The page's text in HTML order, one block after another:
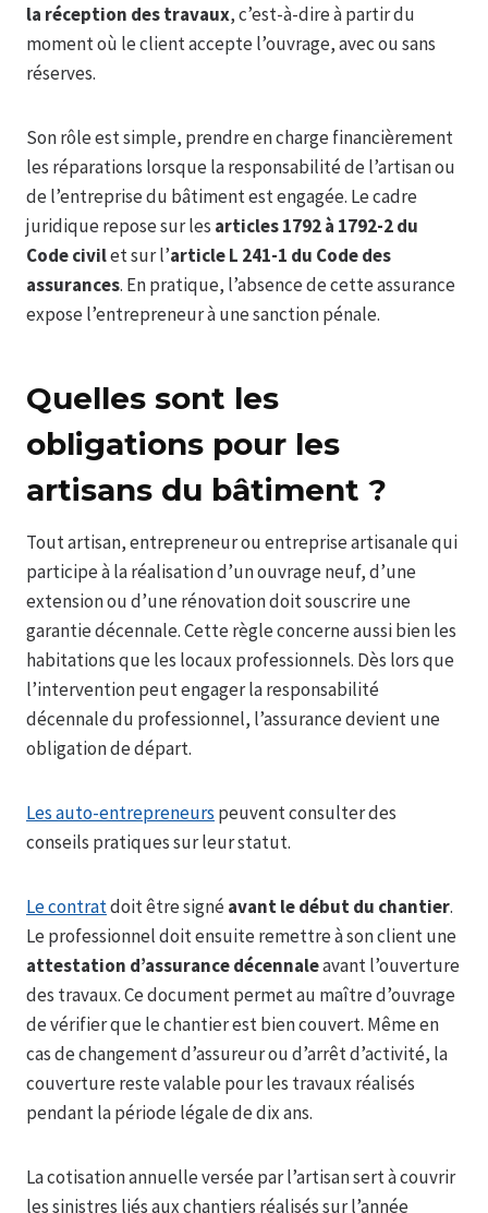
la réception des travaux, c’est-à-dire à partir du
moment où le client accepte l’ouvrage, avec ou sans
réserves.
Son rôle est simple, prendre en charge financièrement
les réparations lorsque la responsabilité de l’artisan ou
de l’entreprise du bâtiment est engagée. Le cadre
juridique repose sur les articles 1792 à 1792-2 du
Code civilet sur l’article L 241-1 du Code des
assurances. En pratique, l’absence de cette assurance
expose l’entrepreneur à une sanction pénale.
Quelles sont les
obligations pour les
artisans du bâtiment ?
Tout artisan, entrepreneur ou entreprise artisanale qui
participe à la réalisation d’un ouvrage neuf, d’une
extension ou d’une rénovation doit souscrire une
garantie décennale. Cette règle concerne aussi bien les
habitations que les locaux professionnels. Dès lors que
l’intervention peut engager la responsabilité
décennale du professionnel, l’assurance devient une
obligation de départ.
Les auto-entrepreneurs peuvent consulter des
conseils pratiques sur leur statut.
Le contratdoit être signéavant le début du chantier.
Le professionnel doit ensuite remettre à son client une
attestation d’assurance décennaleavant l’ouverture
des travaux. Ce document permet au maître d’ouvrage
de vérifier que le chantier est bien couvert. Même en
cas de changement d’assureur ou d’arrêt d’activité, la
couverture reste valable pour les travaux réalisés
pendant la période légale de dix ans.
La cotisation annuelle versée par l’artisan sert à couvrir
les sinistres liés aux chantiers réalisés sur l’année